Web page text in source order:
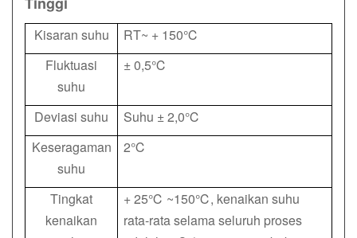
Kisaran suhu
RT~ + 150℃
Fluktuasi
suhu
± 0,5℃
Deviasi suhu
Suhu ± 2,0℃
Keseragaman
suhu
2℃
Tingkat
kenaikan
+ 25℃ ~150℃, kenaikan suhu
rata-rata selama seluruh proses